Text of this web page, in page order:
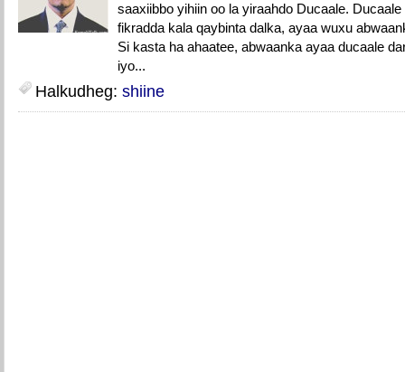
saaxiibbo yihiin oo la yiraahdo Ducaale.
fikradda kala qaybinta dalka, ayaa wuxu
Si kasta ha ahaatee, abwaanka ayaa ducaale
iyo...
Halkudheg: shiine